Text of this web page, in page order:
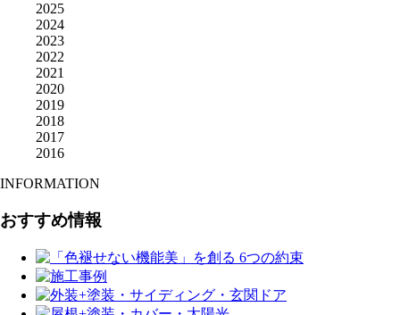
2025
2024
2023
2022
2021
2020
2019
2018
2017
2016
INFORMATION
おすすめ情報